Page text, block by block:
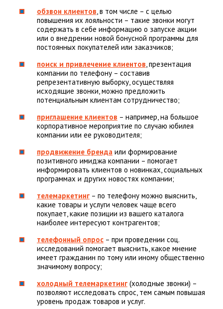
обзвон клиентов, в том числе – с целью
повышения их лояльности – такие звонки могут
содержать в себе информацию о запуске акции
или о внедрении новой бонусной программы для
постоянных покупателей или заказчиков;
поиск и привлечение клиентов, презентация
компании по телефону – составив
репрезентативную выборку, осуществляя
исходящие звонки, можно предложить
потенциальным клиентам сотрудничество;
приглашение клиентов – например, на большое
корпоративное мероприятие по случаю юбилея
компании или ее руководителя;
продвижение брендаили формирование
позитивного имиджа компании – помогает
информировать клиентов о новинках, социальных
программах и других новостях компании;
телемаркетинг– по телефону можно выяснить,
какие товары и услуги человек чаще всего
покупает, какие позиции из вашего каталога
наиболее интересуют контрагентов;
телефонный опрос– при проведении соц.
исследований помогает выяснить, какое мнение
имеет гражданин по тому или иному общественно
значимому вопросу;
холодный телемаркетинг(холодные звонки) –
позволяют исследовать спрос, тем самым повышая
уровень продаж товаров и услуг.